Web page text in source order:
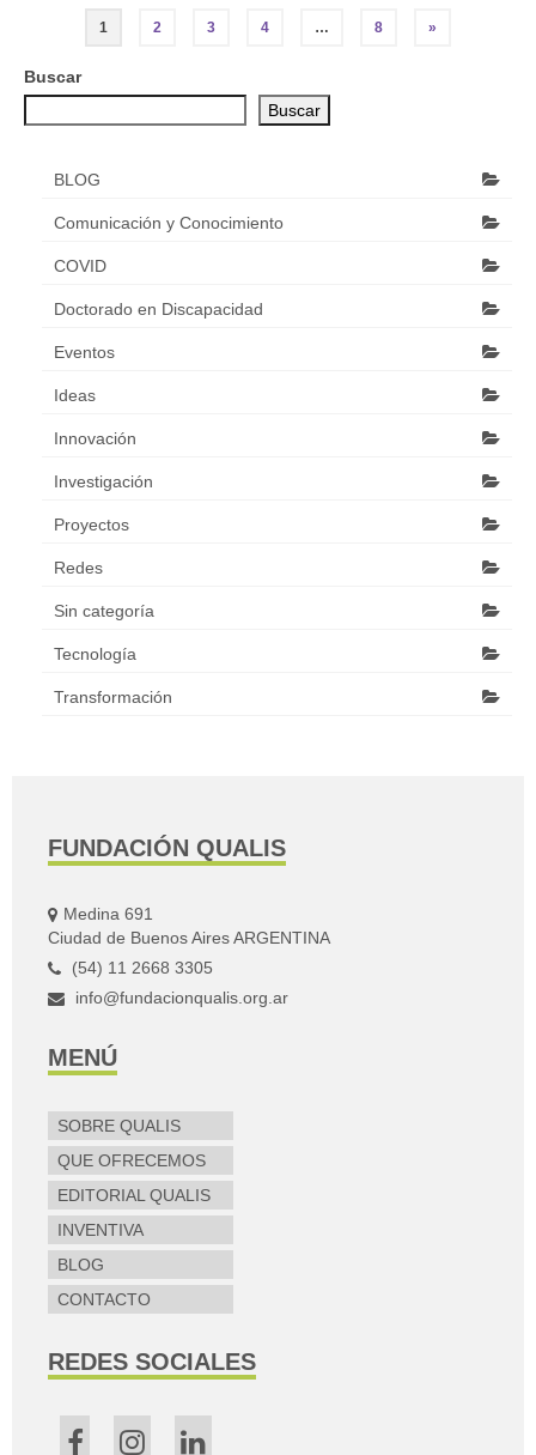
Paginación
de
entradas
1 2 3 4 … 8 »
Buscar
Buscar
BLOG
Comunicación y Conocimiento
COVID
Doctorado en Discapacidad
Eventos
Ideas
Innovación
Investigación
Proyectos
Redes
Sin categoría
Tecnología
Transformación
FUNDACIÓN QUALIS
Medina 691
Ciudad de Buenos Aires ARGENTINA
(54) 11 2668 3305
info@fundacionqualis.org.ar
MENÚ
SOBRE QUALIS
QUE OFRECEMOS
EDITORIAL QUALIS
INVENTIVA
BLOG
CONTACTO
REDES SOCIALES